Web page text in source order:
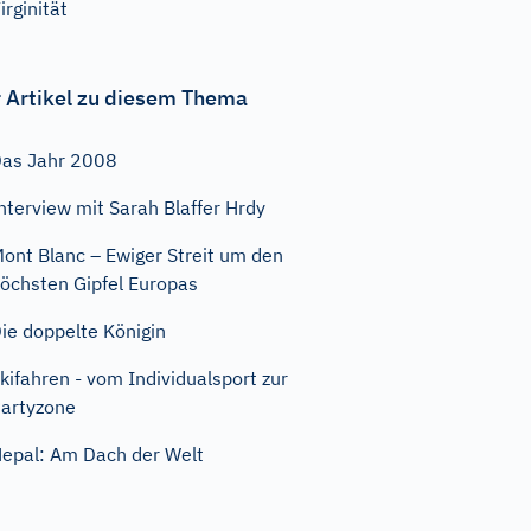
Artikel zu diesem Thema
Jahr 2008
mit Sarah Blaffer Hrdy
Blanc – Ewiger Streit um den
Gipfel Europas
doppelte Königin
- vom Individualsport zur
Am Dach der Welt